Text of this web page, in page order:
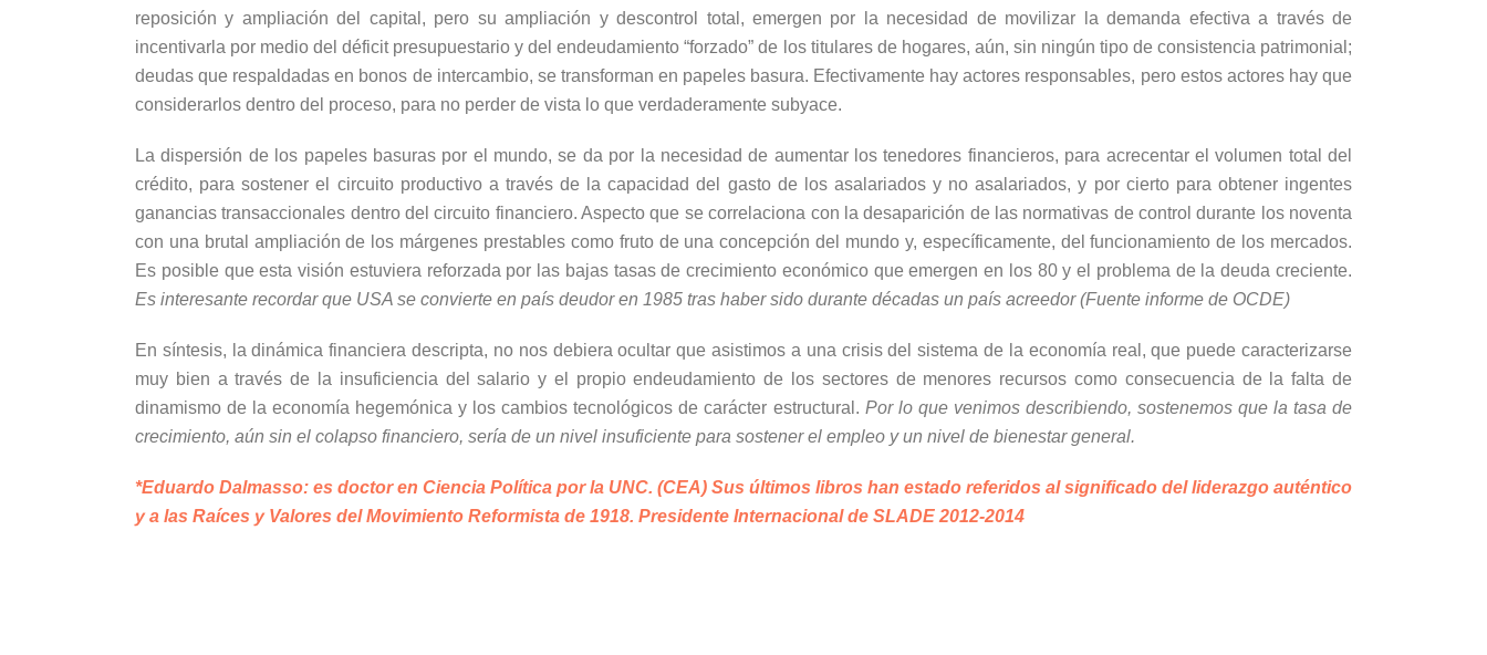
reposición y ampliación del capital, pero su ampliación y descontrol total, emergen por la necesidad de movilizar la demanda efectiva a través de
incentivarla por medio del déficit presupuestario y del endeudamiento “forzado” de los titulares de hogares, aún, sin ningún tipo de consistencia patrimonial;
deudas que respaldadas en bonos de intercambio, se transforman en papeles basura. Efectivamente hay actores responsables, pero estos actores hay que
considerarlos dentro del proceso, para no perder de vista lo que verdaderamente subyace.
La dispersión de los papeles basuras por el mundo, se da por la necesidad de aumentar los tenedores financieros, para acrecentar el volumen total del
crédito, para sostener el circuito productivo a través de la capacidad del gasto de los asalariados y no asalariados, y por cierto para obtener ingentes
ganancias transaccionales dentro del circuito financiero. Aspecto que se correlaciona con la desaparición de las normativas de control durante los noventa
con una brutal ampliación de los márgenes prestables como fruto de una concepción del mundo y, específicamente, del funcionamiento de los mercados.
Es posible que esta visión estuviera reforzada por las bajas tasas de crecimiento económico que emergen en los 80 y el problema de la deuda creciente.
Es interesante recordar que USA se convierte en país deudor en 1985 tras haber sido durante décadas un país acreedor (Fuente informe de OCDE)
En síntesis, la dinámica financiera descripta, no nos debiera ocultar que asistimos a una crisis del sistema de la economía real, que puede caracterizarse
muy bien a través de la insuficiencia del salario y el propio endeudamiento de los sectores de menores recursos como consecuencia de la falta de
dinamismo de la economía hegemónica y los cambios tecnológicos de carácter estructural. Por lo que venimos describiendo, sostenemos que la tasa de
crecimiento, aún sin el colapso financiero, sería de un nivel insuficiente para sostener el empleo y un nivel de bienestar general.
*Eduardo Dalmasso: es doctor en Ciencia Política por la UNC. (CEA) Sus últimos libros han estado referidos al significado del liderazgo auténtico
y a las Raíces y Valores del Movimiento Reformista de 1918. Presidente Internacional de SLADE 2012-2014